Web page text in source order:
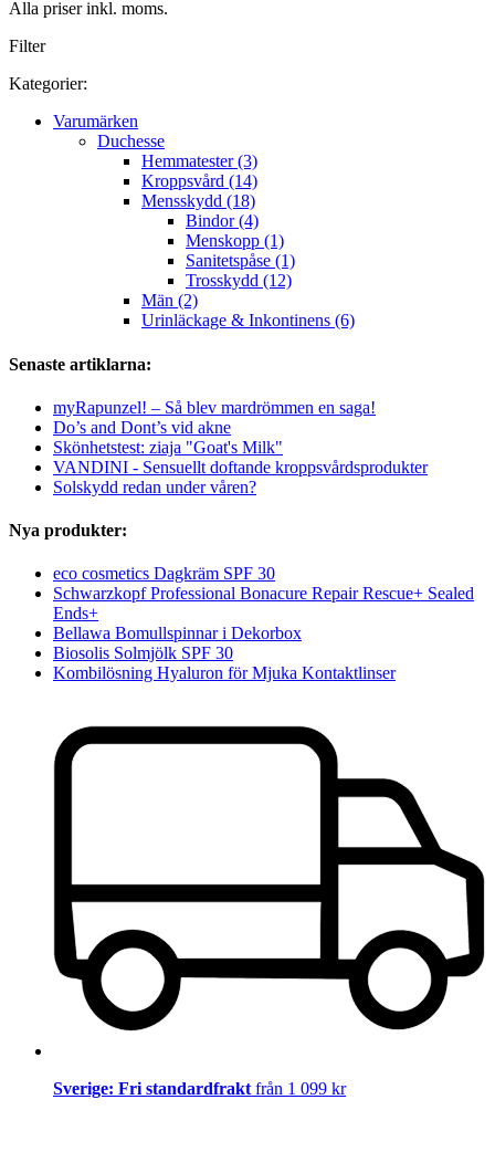
Alla priser inkl. moms.
Filter
Kategorier:
Varumärken
Duchesse
Hemmatester (3)
Kroppsvård (14)
Mensskydd (18)
Bindor (4)
Menskopp (1)
Sanitetspåse (1)
Trosskydd (12)
Män (2)
Urinläckage & Inkontinens (6)
Senaste artiklarna:
myRapunzel! – Så blev mardrömmen en saga!
Do’s and Dont’s vid akne
Skönhetstest: ziaja "Goat's Milk"
VANDINI - Sensuellt doftande kroppsvårdsprodukter
Solskydd redan under våren?
Nya produkter:
eco cosmetics Dagkräm SPF 30
Schwarzkopf Professional Bonacure Repair Rescue+ Sealed
Ends+
Bellawa Bomullspinnar i Dekorbox
Biosolis Solmjölk SPF 30
Kombilösning Hyaluron för Mjuka Kontaktlinser
Sverige: Fri standardfrakt från 1 099 kr